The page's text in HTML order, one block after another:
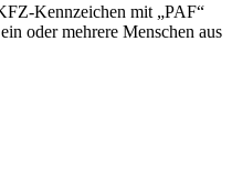
Kennzeichen mit „PAF“
oder mehrere Menschen aus